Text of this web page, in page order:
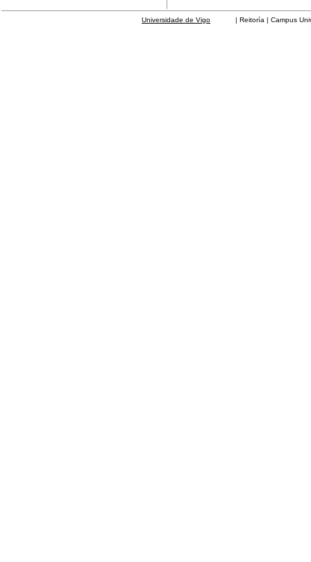
Universidade de Vigo | Reitoría | Campus